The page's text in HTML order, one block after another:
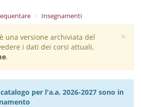
Insegnamenti
×
una versione archiviata del
i dati dei corsi attuali,
.
per l'a.a. 2026-2027 sono in